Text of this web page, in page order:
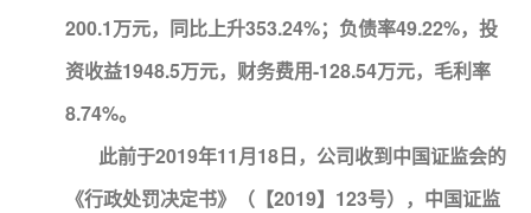
200.1万元，同比上升353.24%；负债率49.22%，投
资收益1948.5万元，财务费用-128.54万元，毛利率
8.74%。
此前于2019年11月18日，公司收到中国证监会的
《行政处罚决定书》（【2019】123号），中国证监